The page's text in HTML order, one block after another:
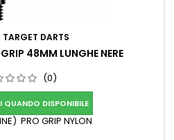
TARGET DARTS
48MM LUNGHE NERE
(0)
QUANDO DISPONIBILE
PRO GRIP NYLON